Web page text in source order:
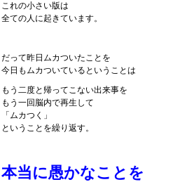
これの小さい版は
全ての人に起きています。
だって昨日ムカついたことを
今日もムカついているということは
もう二度と帰ってこない出来事を
もう一回脳内で再生して
「ムカつく」
ということを繰り返す。
本当に愚かなことを